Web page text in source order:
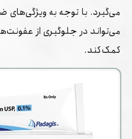
می‌گیرد. با توجه به ویژگی‌های
می‌تواند در جلوگیری از
کمک کند.